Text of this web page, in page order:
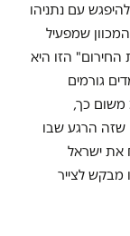
להיפגש עם נתניהו
שמפעיל
החירום" הזו היא
גורמים
משום כך,
שזה הרגע שבו
את ישראל
מבקש לצייר